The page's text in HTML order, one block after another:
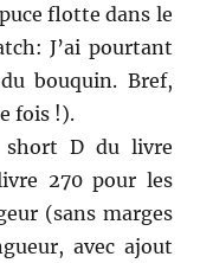
flotte dans le
J’ai pourtant
bouquin. Bref,
fois !).
D du livre
270 pour les
(sans marges
avec ajout